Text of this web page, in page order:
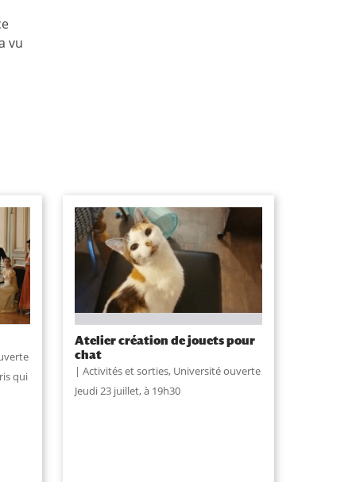
vu
qui
Atelier création de jouets pour
chat
Activités et sorties, Université ouverte
Jeudi 23 juillet, à 19h30